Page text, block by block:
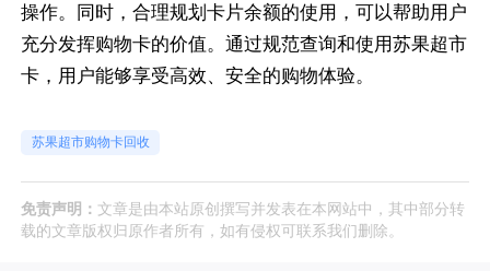
操作。同时，合理规划卡片余额的使用，可以帮助用户
充分发挥购物卡的价值。通过规范查询和使用苏果超市
卡，用户能够享受高效、安全的购物体验。
苏果超市购物卡回收
免责声明： 文章是由本站原创撰写并发表在本网站中，其中部分转
载的文章版权归原作者所有，如有侵权可联系我们删除。